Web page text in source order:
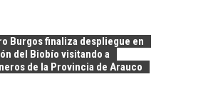
Burgos finaliza despliegue en
del Biobío visitando a
de la Provincia de Arauco
TRANSFORMACIÓN
DE LOS RECURSOS
HUMANOS EN LAS
EMPRESAS